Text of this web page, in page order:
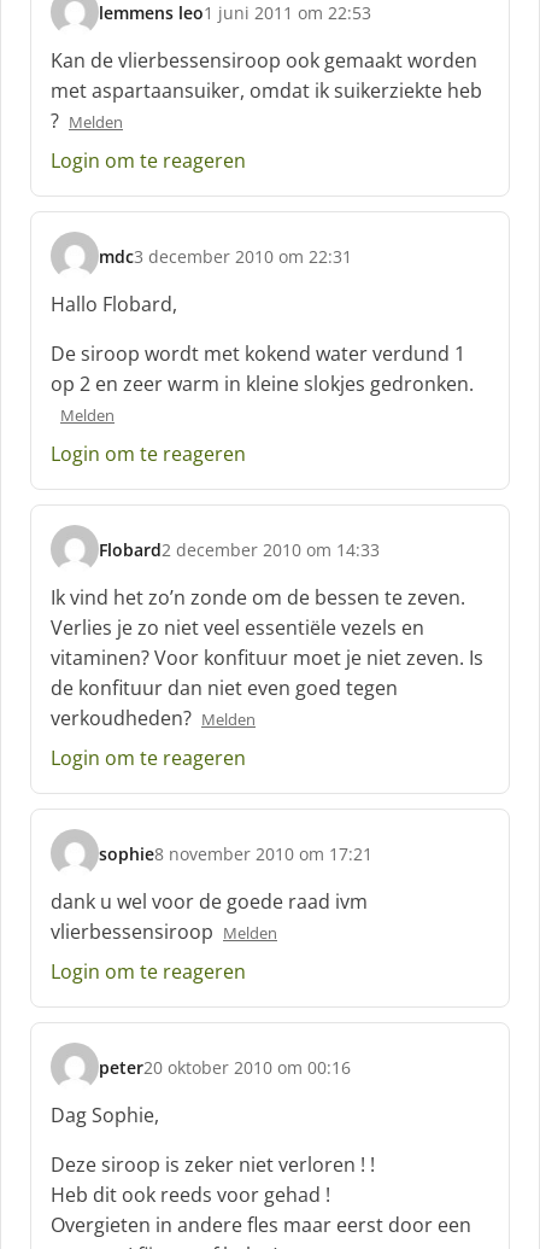
lemmens leo
s
c
h
r
e
e
:
1 juni 2011 om 22:53
Kan de vlierbessensiroop ook gemaakt worden
met aspartaansuiker, omdat ik suikerziekte heb
? Melden
Login om te reageren
mdc
s
c
h
r
e
:
3 december 2010 om 22:31
Hallo Flobard,
De siroop wordt met kokend water verdund 1
op 2 en zeer warm in kleine slokjes gedronken.
Melden
Login om te reageren
Flobard
s
c
h
r
e
e
f
2 december 2010 om 14:33
Ik vind het zo’n zonde om de bessen te zeven.
Verlies je zo niet veel essentiële vezels en
vitaminen? Voor konfituur moet je niet zeven. Is
de konfituur dan niet even goed tegen
verkoudheden? Melden
Login om te reageren
sophie
s
h
r
e
f
8 november 2010 om 17:21
dank u wel voor de goede raad ivm
vlierbessensiroop Melden
Login om te reageren
peter
s
c
h
r
e
f
20 oktober 2010 om 00:16
Dag Sophie,
Deze siroop is zeker niet verloren ! !
Heb dit ook reeds voor gehad !
Overgieten in andere fles maar eerst door een